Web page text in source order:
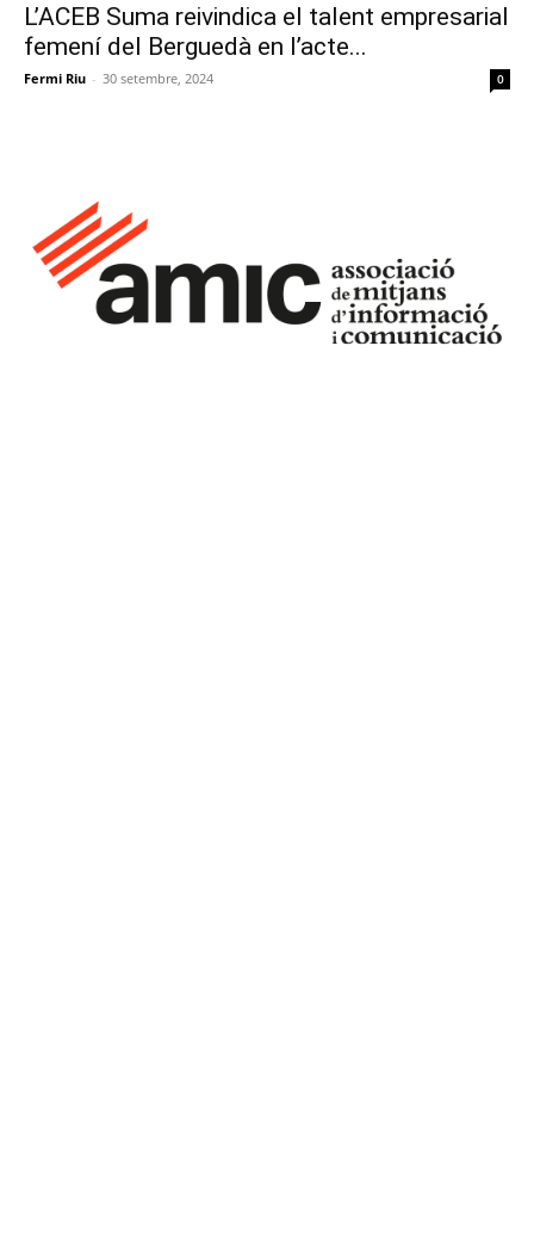
L’ACEB Suma reivindica el talent empresarial
femení del Berguedà en l’acte...
Fermi Riu - 30 setembre, 2024 0